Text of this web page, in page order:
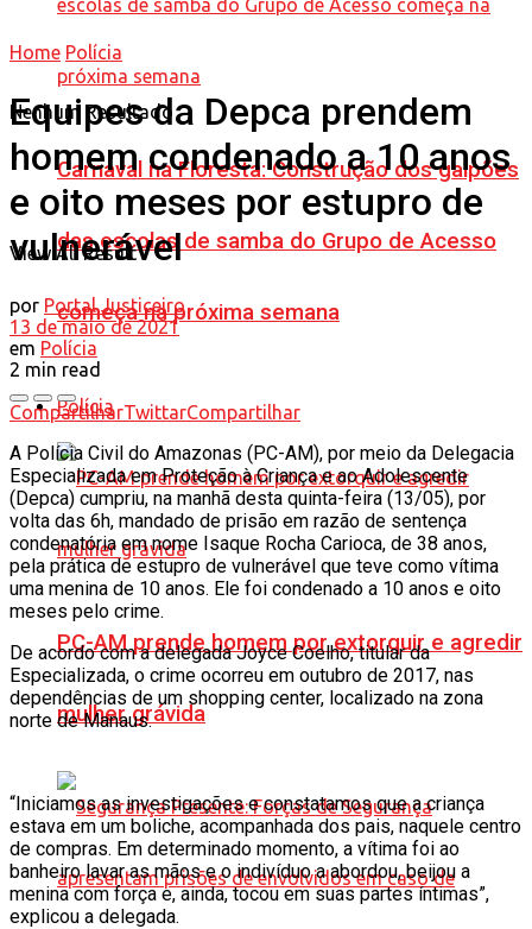
Carnaval na Floresta: Construção dos galpões
das escolas de samba do Grupo de Acesso
começa na próxima semana
Polícia
PC-AM prende homem por extorquir e agredir
mulher grávida
Nenhum Resultado
View All Result
Home Polícia
Equipes da Depca prendem
homem condenado a 10 anos
e oito meses por estupro de
vulnerável
por Portal Justiceiro
13 de maio de 2021
em Polícia
2 min read
CompartilharTwittarCompartilhar
A Polícia Civil do Amazonas (PC-AM), por meio da Delegacia
Especializada em Proteção à Criança e ao Adolescente
(Depca) cumpriu, na manhã desta quinta-feira (13/05), por
volta das 6h, mandado de prisão em razão de sentença
condenatória em nome Isaque Rocha Carioca, de 38 anos,
pela prática de estupro de vulnerável que teve como vítima
uma menina de 10 anos. Ele foi condenado a 10 anos e oito
meses pelo crime.
De acordo com a delegada Joyce Coelho, titular da
Especializada, o crime ocorreu em outubro de 2017, nas
dependências de um shopping center, localizado na zona
norte de Manaus.
“Iniciamos as investigações e constatamos que a criança
estava em um boliche, acompanhada dos pais, naquele centro
de compras. Em determinado momento, a vítima foi ao
banheiro lavar as mãos e o indivíduo a abordou, beijou a
menina com força e, ainda, tocou em suas partes íntimas”,
explicou a delegada.